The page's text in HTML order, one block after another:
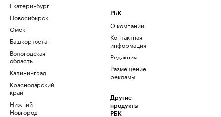
Екатеринбург
Новосибирск
Омск
Башкортостан
Вологодская
область
Калининград
Краснодарский
край
Нижний
Новгород
РБК
О компании
Контактная
информация
Редакция
Размещение
рекламы
Другие
продукты
РБК